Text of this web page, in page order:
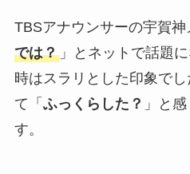
TBSアナウンサーの宇賀神
では？」とネットで話題
時はスラリとした印象で
て「 ふっくらした？ 」と
す。